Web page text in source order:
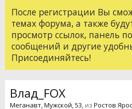
После регистрации Вы
темах форума, а также
просмотр ссылок, панель
сообщений и другие
Присоединяйтесь!
Влад_FOX
Меганавт, Мужской, 53, из Ростов